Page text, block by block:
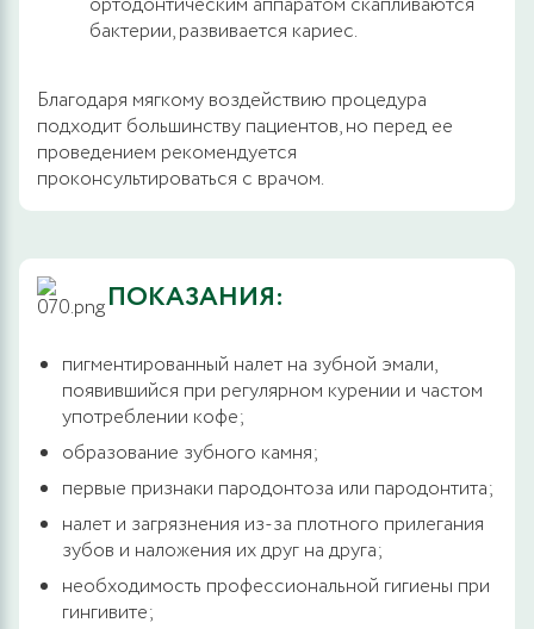
бактерии, развивается кариес.
Благодаря мягкому воздействию процедура
подходит большинству пациентов, но перед ее
проведением рекомендуется
проконсультироваться с врачом.
ПОКАЗАНИЯ:
пигментированный налет на зубной эмали,
появившийся при регулярном курении и частом
употреблении кофе;
образование зубного камня;
первые признаки пародонтоза или пародонтита;
налет и загрязнения из-за плотного прилегания
зубов и наложения их друг на друга;
необходимость профессиональной гигиены при
гингивите;